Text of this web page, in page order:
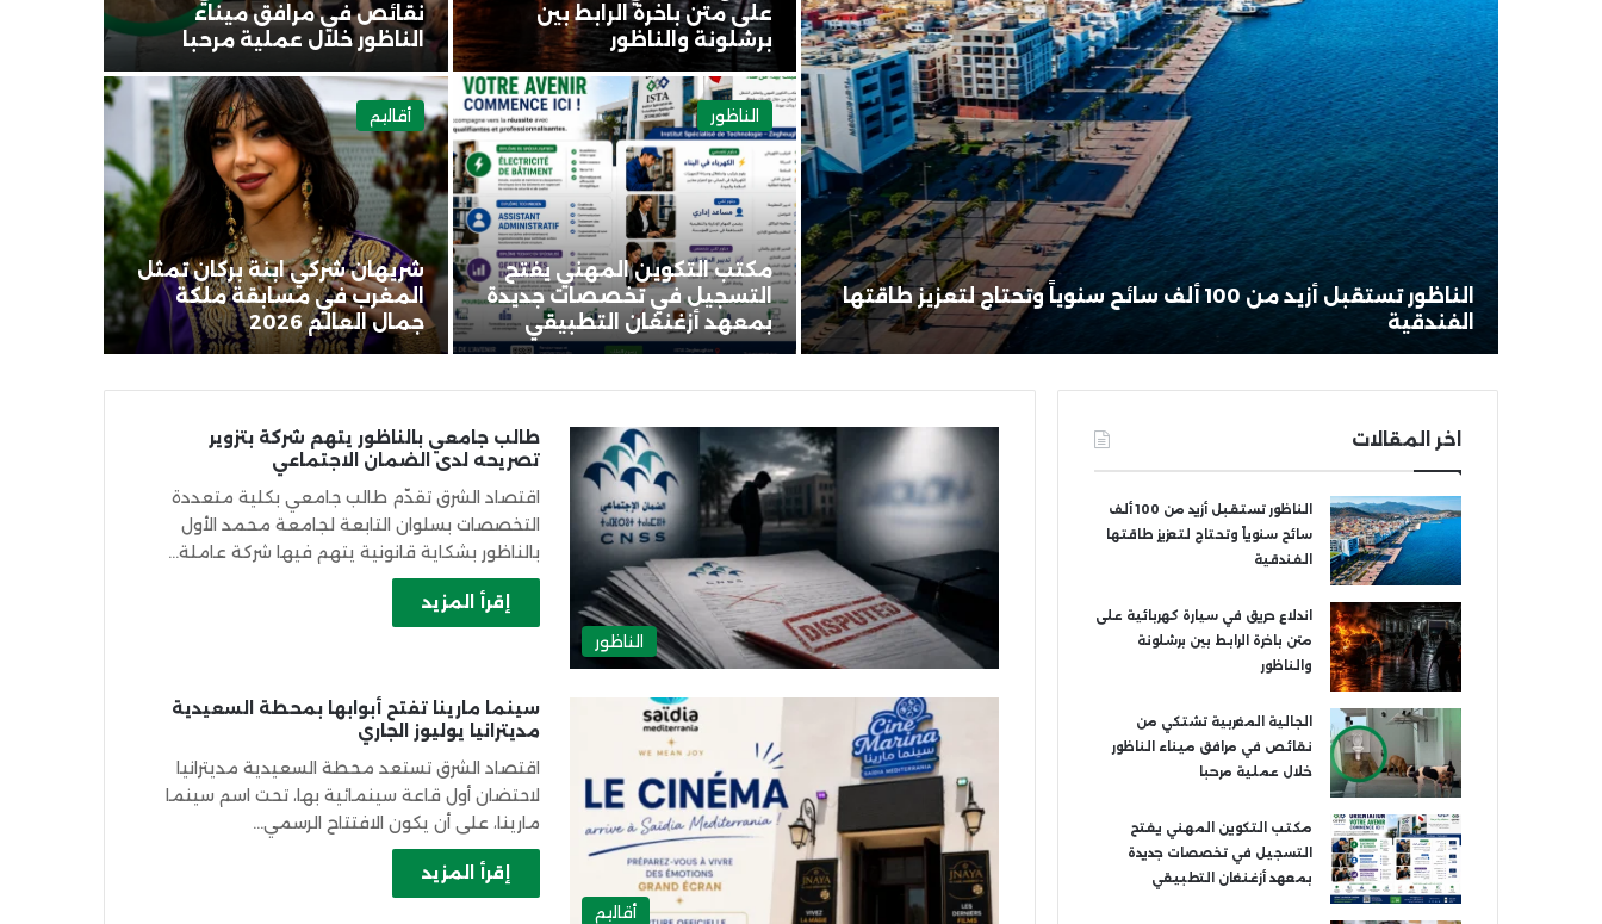
الناظور تستقبل أزيد من 100 ألف سائح سنوياً وتحتاج لتعزيز طاقتها
الفندقية
على متن باخرة الرابط بين
برشلونة والناظور
نقائص في مرافق ميناء
الناظور خلال عملية مرحبا
الناظور
مكتب التكوين المهني يفتح
التسجيل في تخصصات جديدة
بمعهد أزغنغان التطبيقي
أقاليم
شريهان شركي ابنة بركان تمثل
المغرب في مسابقة ملكة
جمال العالم 2026
الناظور
طالب جامعي بالناظور يتهم شركة بتزوير
تصريحه لدى الضمان الاجتماعي
اقتصاد الشرق تقدّم طالب جامعي بكلية متعددة
التخصصات بسلوان التابعة لجامعة محمد الأول
بالناظور بشكاية قانونية يتهم فيها شركة عاملة…
إقرأ المزيد
أقاليم
سينما مارينا تفتح أبوابها بمحطة السعيدية
مديترانيا يوليوز الجاري
اقتصاد الشرق تستعد محطة السعيدية مديترانيا
لاحتضان أول قاعة سينمائية بها، تحت اسم سينما
مارينا، على أن يكون الافتتاح الرسمي…
إقرأ المزيد
اخر المقالات
الناظور تستقبل أزيد من 100 ألف
سائح سنوياً وتحتاج لتعزيز طاقتها
الفندقية
اندلاع حريق في سيارة كهربائية على
متن باخرة الرابط بين برشلونة
والناظور
الجالية المغربية تشتكي من
نقائص في مرافق ميناء الناظور
خلال عملية مرحبا
مكتب التكوين المهني يفتح
التسجيل في تخصصات جديدة
بمعهد أزغنغان التطبيقي